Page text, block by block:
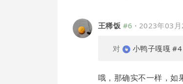
王稀饭 #6 · 2023年03月
对 小鸭子嘎嘎 #4
哦，那确实不一样，如